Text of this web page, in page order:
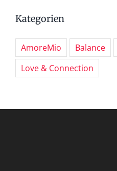
Kategorien
AmoreMio Balance
Love & Connection